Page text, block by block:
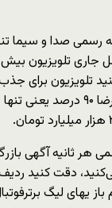
تلویزیون برای
هر ثانیه آگهی
دقت کنید ردیف
لیگ